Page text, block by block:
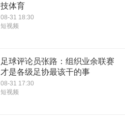
技体育
08-31 18:30
短视频
足球评论员张路：组织业余联赛
才是各级足协最该干的事
08-31 17:30
短视频